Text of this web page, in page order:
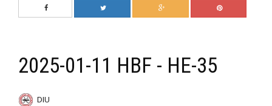
2025-01-11 HBF - HE-35
DIU